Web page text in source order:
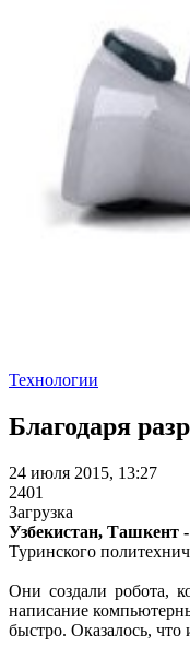
Технологии
Благодаря
24 июля 2015, 13:27
2401
Загрузка
Узбекистан, Ташкент
Туринского
Они создали робота,
написание
быстро. Оказалось,